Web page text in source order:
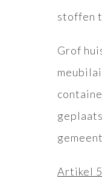
stoffen
Grof
Artikel 5